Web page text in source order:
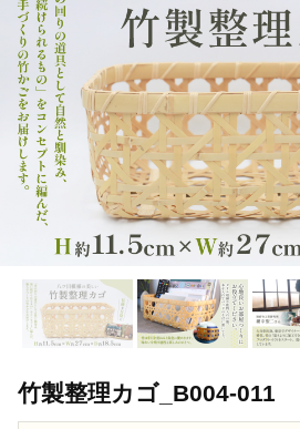
竹製整理カゴ_B004-011